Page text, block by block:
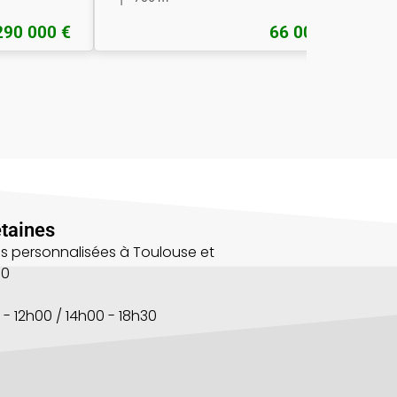
000 € 66 000 €
personnalisées à Toulouse et
12h00 / 14h00 - 18h30